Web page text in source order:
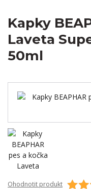
Kapky
Laveta
50ml
Ohodnotit produkt